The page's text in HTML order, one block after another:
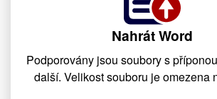
Nahrát Word
Podporovány jsou soubory s
další. Velikost souboru je omezena